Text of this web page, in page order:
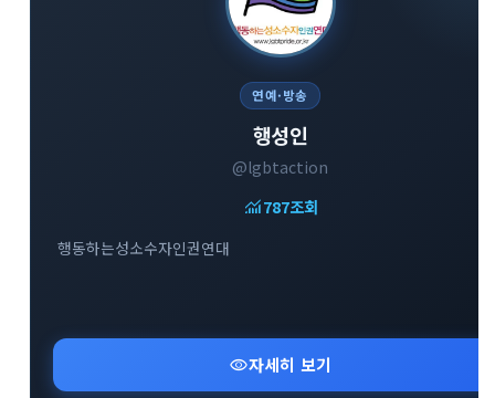
연예·방송
행성인
@lgbtaction
monitoring787조회
행동하는성소수자인권연대
visibility자세히 보기